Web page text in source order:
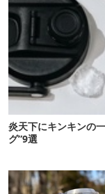
炎天下にキンキンの
グ”9選